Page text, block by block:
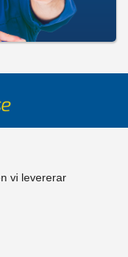
vi levererar